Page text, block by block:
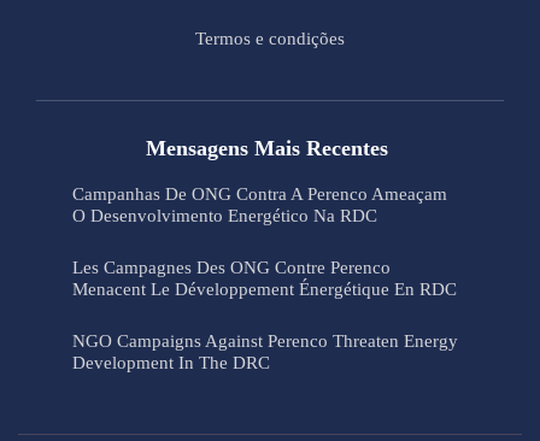
Termos e condições
Mensagens Mais Recentes
Campanhas De ONG Contra A Perenco Ameaçam
O Desenvolvimento Energético Na RDC
Les Campagnes Des ONG Contre Perenco
Menacent Le Développement Énergétique En RDC
NGO Campaigns Against Perenco Threaten Energy
Development In The DRC